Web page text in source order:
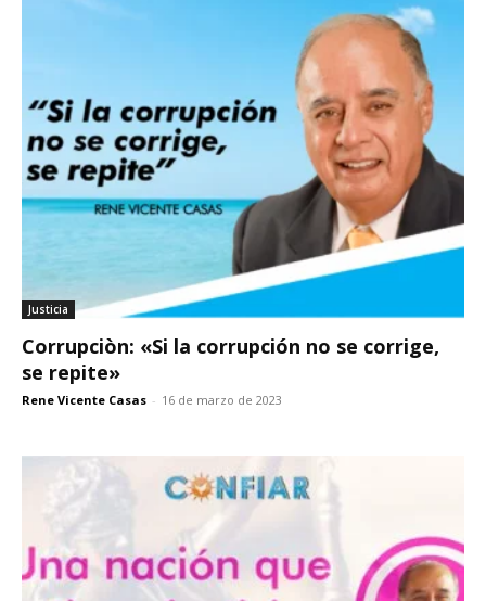
Justicia
Corrupciòn: «Si la corrupción no se corrige,
se repite»
Rene Vicente Casas - 16 de marzo de 2023